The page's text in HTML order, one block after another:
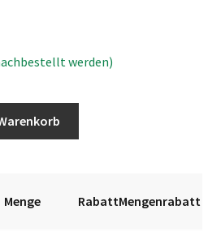
werden)
r
Menge RabattMengenrabatt